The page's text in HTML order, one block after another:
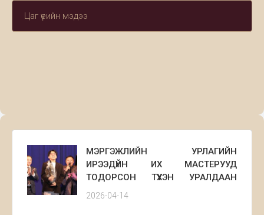
Цаг үеийн мэдээ
МЭРГЭЖЛИЙН УРЛАГИЙН
ИРЭЭДҮЙН ИХ МАСТЕРУУД
ТОДОРСОН ТҮҮХЭН УРАЛДААН
АМЖИЛТТАЙ ӨНДӨРЛӨЛӨӨ
2026-04-14